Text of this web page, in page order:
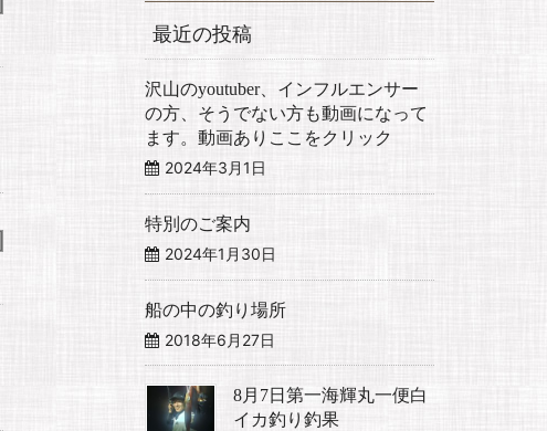
最近の投稿
沢山のyoutuber、インフルエンサー
の方、そうでない方も動画になって
ます。動画ありここをクリック
2024年3月1日
特別のご案内
2024年1月30日
船の中の釣り場所
2018年6月27日
8月7日第一海輝丸一便白
イカ釣り釣果